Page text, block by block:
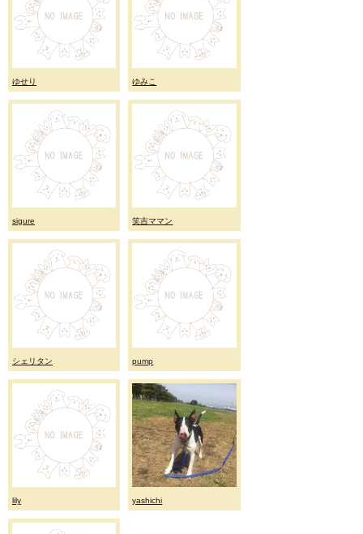
ゆせり ゆみこ
sigure 笑吉ママン
シェリタン pump
lily yashichi